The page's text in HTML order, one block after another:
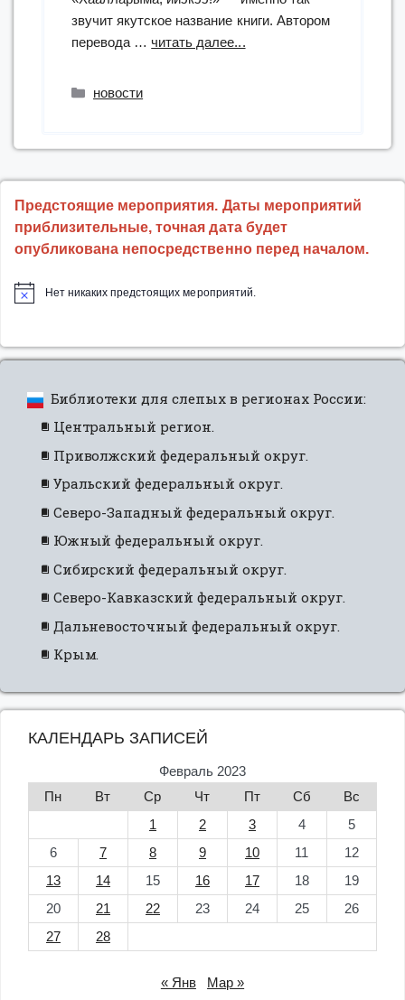
звучит якутское название книги. Автором
перевода …читать далее...
Рубрики
новости
Предстоящие мероприятия. Даты мероприятий
приблизительные, точная дата будет
опубликована непосредственно перед началом.
Нет никаких предстоящих мероприятий.
Библиотеки для слепых в регионах России:
Центральный регион.
Приволжский федеральный округ.
Уральский федеральный округ.
Северо-Западный федеральный округ.
Южный федеральный округ.
Сибирский федеральный округ.
Северо-Кавказский федеральный округ.
Дальневосточный федеральный округ.
Крым.
КАЛЕНДАРЬ ЗАПИСЕЙ
Февраль 2023
Пн
Вт Ср Чт Пт Сб
Вс
1
2 3 4
5
6
7 8 9 10 11
12
13
14 15 16 17 18
19
20
21 22 23 24 25
26
27
28
« Янв Мар »